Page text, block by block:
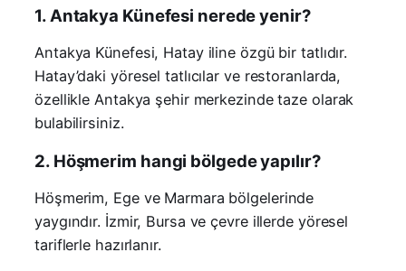
1. Antakya Künefesi nerede yenir?
Antakya Künefesi, Hatay iline özgü bir tatlıdır.
Hatay’daki yöresel tatlıcılar ve restoranlarda,
özellikle Antakya şehir merkezinde taze olarak
bulabilirsiniz.
2. Höşmerim hangi bölgede yapılır?
Höşmerim, Ege ve Marmara bölgelerinde
yaygındır. İzmir, Bursa ve çevre illerde yöresel
tariflerle hazırlanır.